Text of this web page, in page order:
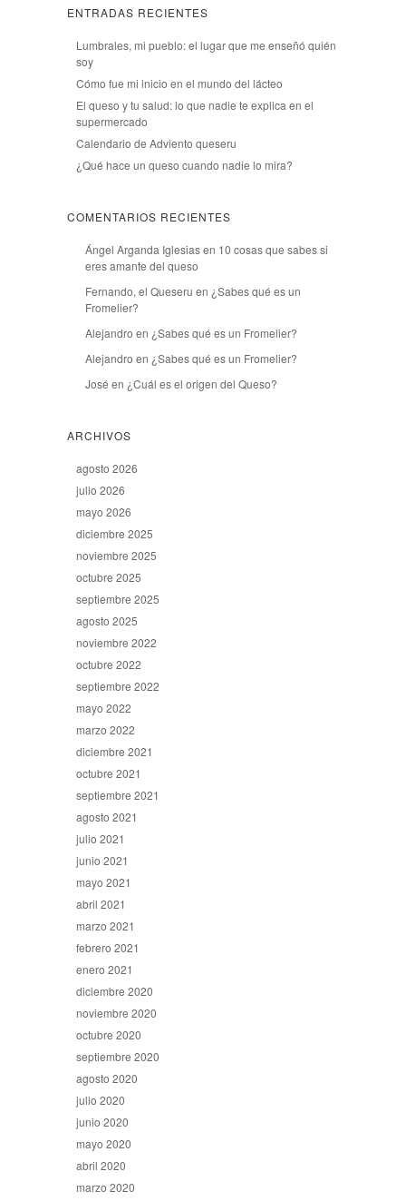
ENTRADAS RECIENTES
Lumbrales, mi pueblo: el lugar que me enseñó quién
soy
Cómo fue mi inicio en el mundo del lácteo
El queso y tu salud: lo que nadie te explica en el
supermercado
Calendario de Adviento queseru
¿Qué hace un queso cuando nadie lo mira?
COMENTARIOS RECIENTES
Ángel Arganda Iglesiasen 10 cosas que sabes si
eres amante del queso
Fernando, el Queseru en ¿Sabes qué es un
Fromelier?
Alejandro en ¿Sabes qué es un Fromelier?
Alejandro en ¿Sabes qué es un Fromelier?
José en ¿Cuál es el origen del Queso?
ARCHIVOS
agosto 2026
julio 2026
mayo 2026
diciembre 2025
noviembre 2025
octubre 2025
septiembre 2025
agosto 2025
noviembre 2022
octubre 2022
septiembre 2022
mayo 2022
marzo 2022
diciembre 2021
octubre 2021
septiembre 2021
agosto 2021
julio 2021
junio 2021
mayo 2021
abril 2021
marzo 2021
febrero 2021
enero 2021
diciembre 2020
noviembre 2020
octubre 2020
septiembre 2020
agosto 2020
julio 2020
junio 2020
mayo 2020
abril 2020
marzo 2020